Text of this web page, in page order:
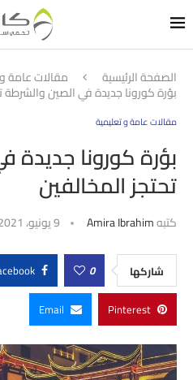
الصفحة الرئيسية مقالات عامة
بؤرة كورونا جديدة في الصين والشرطة
مقالات عامة و تعليمية
بؤرة كورونا جديدة
تحتجز المخالفين
كتبهAmira Ibrahim 9 يونيو، 2021
شاركها 0
Pinterest
Email